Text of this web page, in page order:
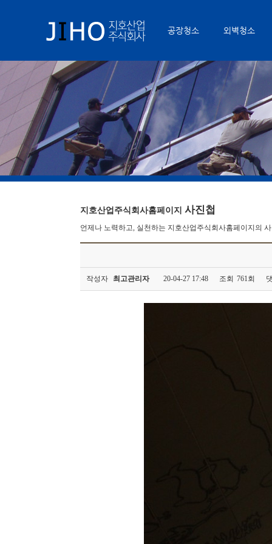
공장청소 외벽청소
지호산업주식회사홈페이지 사진첩
언제나 노력하고, 실천하는 지호산업주식회사홈페이지의
작성자 최고관리자 20-04-27 17:48 조회 761회